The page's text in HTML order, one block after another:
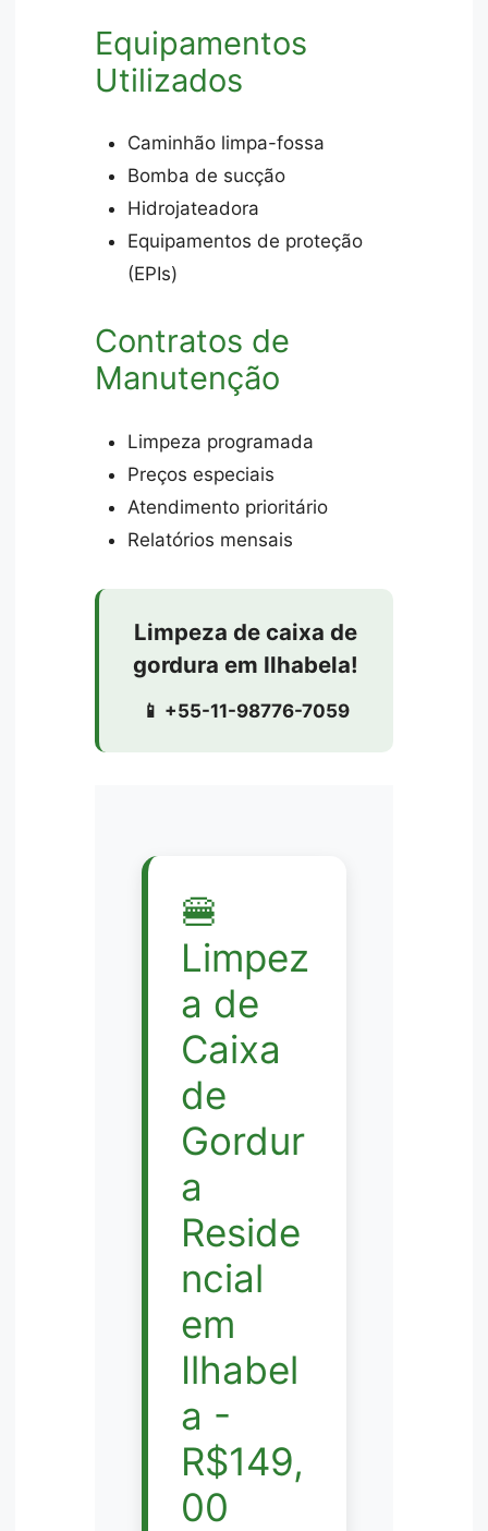
Equipamentos
Utilizados
Caminhão limpa-fossa
Bomba de sucção
Hidrojateadora
Equipamentos de proteção
(EPIs)
Contratos de
Manutenção
Limpeza programada
Preços especiais
Atendimento prioritário
Relatórios mensais
Limpeza de caixa de
gordura em Ilhabela!
📱 +55-11-98776-7059
🍔
Limpez
a de
Caixa
de
Gordur
a
Reside
ncial
em
Ilhabel
a -
R$149,
00